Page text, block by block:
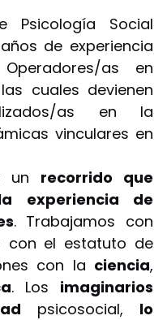
Psicología Social
de experiencia
as en
cuales devienen
as en la
vinculares en
un recorrido que
experiencia de
. Trabajamos con
con el estatuto de
con la ciencia,
. Los imaginarios
psicosocial, lo